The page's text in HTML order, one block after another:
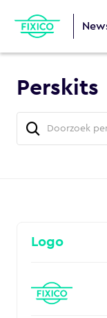
Perskits
Logo